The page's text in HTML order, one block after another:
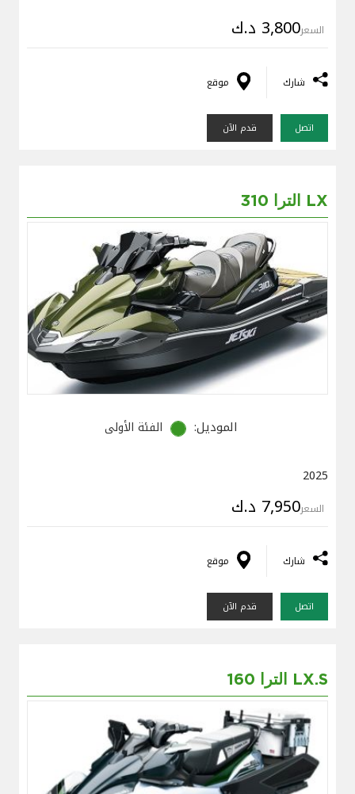
السعر3,800 د.ك
شارك موقع
اتصل قدم الآن
الترا 310 LX
الموديل: الفئة الأولى
2025
السعر7,950 د.ك
شارك موقع
اتصل قدم الآن
الترا 160 LX.S